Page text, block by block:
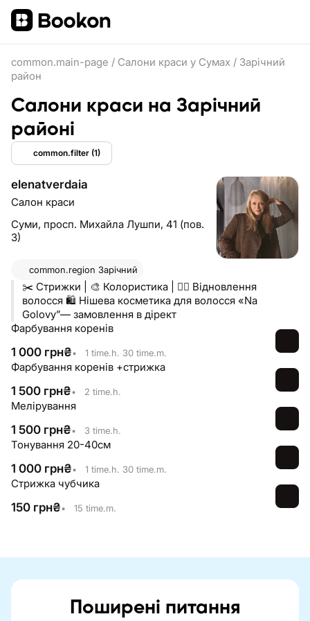
common.main-page / Салони краси у Сумах / Зарічний
район
Салони краси на Зарічний
районі
common.filter (1)
elenatverdaia
Салон краси
Суми, просп. Михайла Лушпи, 41 (пов.
3)
common.region Зарічний
✂️ Стрижки | 🎨 Колористика | 💆‍♀️ Відновлення
волосся 🛍 Нішева косметика для волосся «Na
Golovy”— замовлення в дірект
Фарбування коренів
1 000 грн₴• 1 time.h. 30 time.m.
Фарбування коренів +стрижка
1 500 грн₴• 2 time.h.
Мелірування
1 500 грн₴• 3 time.h.
Тонування 20-40см
1 000 грн₴• 1 time.h. 30 time.m.
Стрижка чубчика
150 грн₴• 15 time.m.
Поширені питання